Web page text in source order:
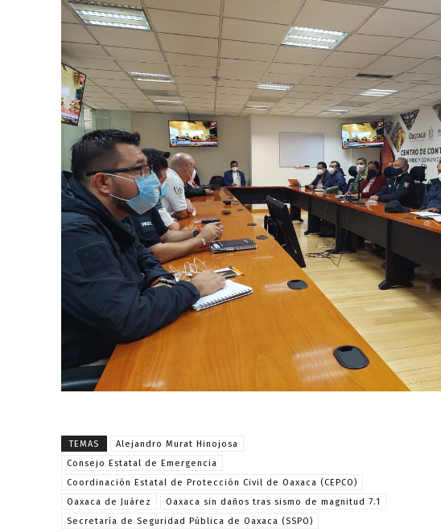
TEMAS
Alejandro Murat Hinojosa
Consejo Estatal de Emergencia
Coordinación Estatal de Protección Civil de Oaxaca (CEPCO)
Oaxaca de Juárez
Oaxaca sin daños tras sismo de magnitud 7.1
Secretaría de Seguridad Pública de Oaxaca (SSPO)